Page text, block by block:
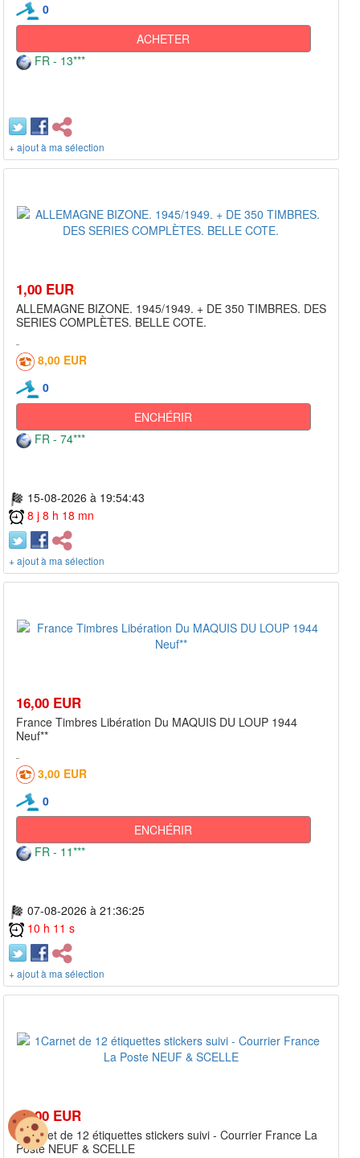
0
ACHETER
FR - 13***
+ ajout à ma sélection
1,00 EUR
ALLEMAGNE BIZONE. 1945/1949. + DE 350 TIMBRES. DES
SERIES COMPLÈTES. BELLE COTE.
8,00 EUR
0
ENCHÉRIR
FR - 74***
15-08-2026 à 19:54:43
8 j 8 h 18 mn
+ ajout à ma sélection
16,00 EUR
France Timbres Libération Du MAQUIS DU LOUP 1944
Neuf**
3,00 EUR
0
ENCHÉRIR
FR - 11***
07-08-2026 à 21:36:25
10 h 11 s
+ ajout à ma sélection
10,00 EUR
1Carnet de 12 étiquettes stickers suivi - Courrier France La
Poste NEUF & SCELLE